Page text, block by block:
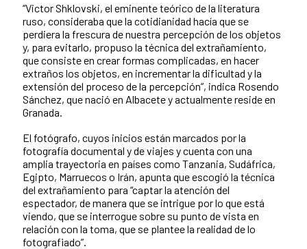
“Victor Shklovski, el eminente teórico de la literatura
ruso, consideraba que la cotidianidad hacía que se
perdiera la frescura de nuestra percepción de los objetos
y, para evitarlo, propuso la técnica del extrañamiento,
que consiste en crear formas complicadas, en hacer
extraños los objetos, en incrementar la dificultad y la
extensión del proceso de la percepción”, indica Rosendo
Sánchez, que nació en Albacete y actualmente reside en
Granada.
El fotógrafo, cuyos inicios están marcados por la
fotografía documental y de viajes y cuenta con una
amplia trayectoria en países como Tanzania, Sudáfrica,
Egipto, Marruecos o Irán, apunta que escogió la técnica
del extrañamiento para “captar la atención del
espectador, de manera que se intrigue por lo que está
viendo, que se interrogue sobre su punto de vista en
relación con la toma, que se plantee la realidad de lo
fotografiado”.